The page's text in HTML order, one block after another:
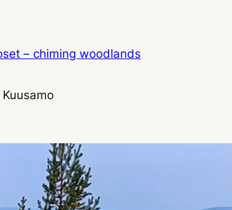
– chiming woodlands